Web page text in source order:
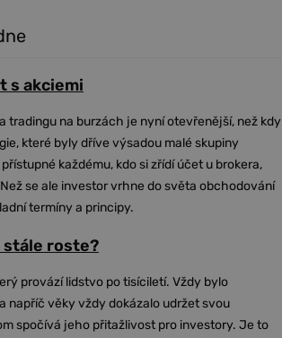
s akciemi
tradingu na burzách je nyní otevřenější, než kdy
které byly dříve výsadou malé skupiny
každému, kdo si zřídí účet u brokera,
se ale investor vrhne do světa obchodování
termíny a principy.
stále roste?
provází lidstvo po tisíciletí. Vždy bylo
napříč věky vždy dokázalo udržet svou
spočívá jeho přitažlivost pro investory. Je to